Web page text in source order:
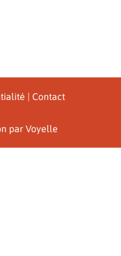
Contact
par Voyelle